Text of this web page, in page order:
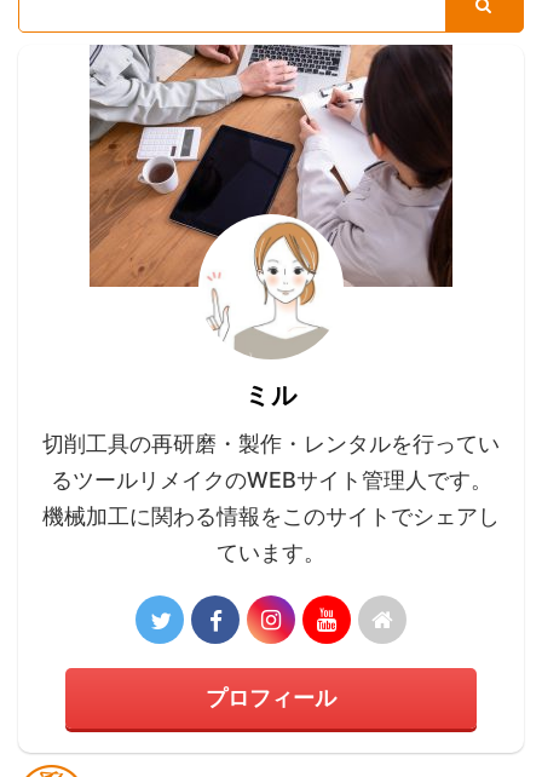
ミル
切削工具の再研磨・製作・レンタルを行ってい
るツールリメイクのWEBサイト管理人です。
機械加工に関わる情報をこのサイトでシェアし
ています。
プロフィール